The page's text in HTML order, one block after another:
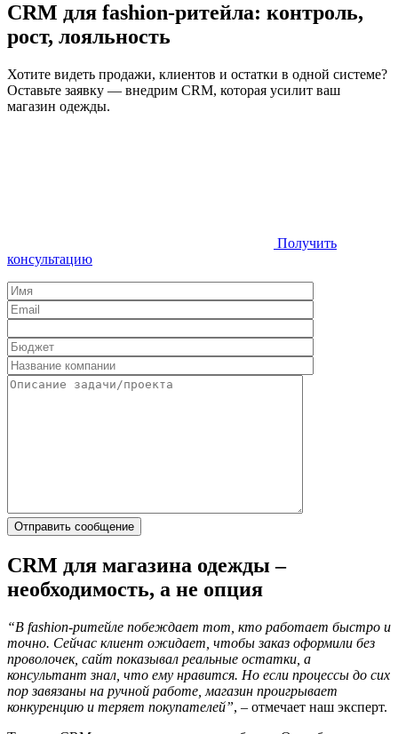
CRM для fashion-ритейла: контроль,
рост, лояльность
Хотите видеть продажи, клиентов и остатки в одной системе?
Оставьте заявку — внедрим CRM, которая усилит ваш
магазин одежды.
Получить
консультацию
CRM для магазина одежды –
необходимость, а не опция
“В fashion-ритейле побеждает тот, кто работает быстро и
точно. Сейчас клиент ожидает, чтобы заказ оформили без
проволочек, сайт показывал реальные остатки, а
консультант знал, что ему нравится. Но если процессы до сих
пор завязаны на ручной работе, магазин проигрывает
конкуренцию и теряет покупателей”, – отмечает наш эксперт.